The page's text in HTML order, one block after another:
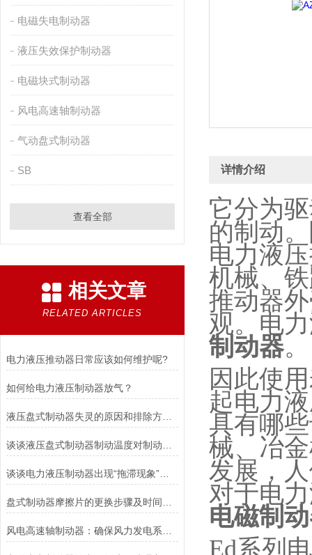
电磁失电制动器
液压失效保护制动器
电磁块式制动器
风电高速轴制动器
气动盘式制动器
SB
查看全部
相关文章
RELATED ARTICLES
电力液压推动器日常应该如何维护呢?
如何给电力液压制动器放气？
液压盘式制动器失灵的原因和排除方法介绍
谈谈电力液压制动器出现“拖滞现象”的原因及解决方法
详情介绍
它分为
的制动
电力液
机械、
推动器
观。电
制动器。
因此使
起电力
具有哪
械、冶
发展，
对于电
电磁制
Ed系列